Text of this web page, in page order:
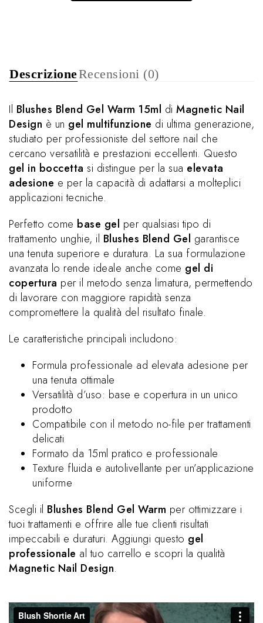
DescrizioneRecensioni (0)
Il Blushes Blend Gel Warm 15ml di Magnetic Nail
Design è un gel multifunzione di ultima generazione,
studiato per professioniste del settore nail che
cercano versatilità e prestazioni eccellenti. Questo
gel in boccetta si distingue per la sua elevata
adesione e per la capacità di adattarsi a molteplici
applicazioni tecniche.
Perfetto come base gel per qualsiasi tipo di
trattamento unghie, il Blushes Blend Gel garantisce
una tenuta superiore e duratura. La sua formulazione
avanzata lo rende ideale anche come gel di
copertura per il metodo senza limatura, permettendo
di lavorare con maggiore rapidità senza
compromettere la qualità del risultato finale.
Le caratteristiche principali includono:
Formula professionale ad elevata adesione per
una tenuta ottimale
Versatilità d’uso: base e copertura in un unico
prodotto
Compatibile con il metodo no-file per trattamenti
delicati
Formato da 15ml pratico e professionale
Texture fluida e autolivellante per un’applicazione
uniforme
Scegli il Blushes Blend Gel Warm per ottimizzare i
tuoi trattamenti e offrire alle tue clienti risultati
impeccabili e duraturi. Aggiungi questo gel
professionale al tuo carrello e scopri la qualità
Magnetic Nail Design.